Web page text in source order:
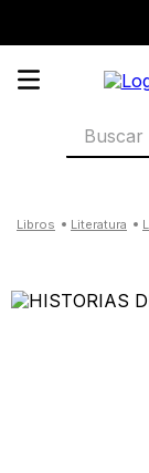
Buscar libros
literatura